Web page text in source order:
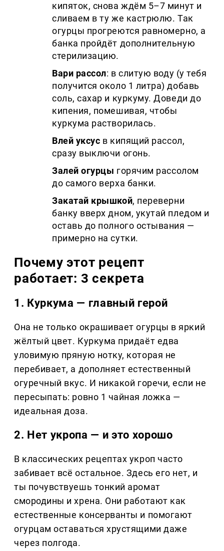
кипяток, снова ждём 5–7 минут и
сливаем в ту же кастрюлю. Так
огурцы прогреются равномерно, а
банка пройдёт дополнительную
стерилизацию.
Вари рассол: в слитую воду (у тебя
получится около 1 литра) добавь
соль, сахар и куркуму. Доведи до
кипения, помешивая, чтобы
куркума растворилась.
Влей уксус в кипящий рассол,
сразу выключи огонь.
Залей огурцы горячим рассолом
до самого верха банки.
Закатай крышкой, переверни
банку вверх дном, укутай пледом и
оставь до полного остывания —
примерно на сутки.
Почему этот рецепт
работает: 3 секрета
1. Куркума — главный герой
Она не только окрашивает огурцы в яркий
жёлтый цвет. Куркума придаёт едва
уловимую пряную нотку, которая не
перебивает, а дополняет естественный
огуречный вкус. И никакой горечи, если не
пересыпать: ровно 1 чайная ложка —
идеальная доза.
2. Нет укропа — и это хорошо
В классических рецептах укроп часто
забивает всё остальное. Здесь его нет, и
ты почувствуешь тонкий аромат
смородины и хрена. Они работают как
естественные консерванты и помогают
огурцам оставаться хрустящими даже
через полгода.